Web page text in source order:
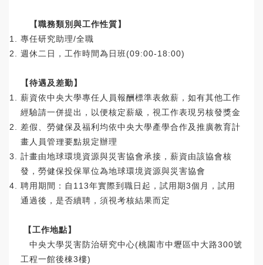
【職務類別與工作性質】
專任研究助理/全職
週休二日，工作時間為日班(09:00-18:00)
【待遇及差勤】
薪資依中央大學專任人員報酬標準表敘薪，如有其他工作
經驗請一併提出，以便核定薪級，視工作表現另核發獎金
差假、勞健保及福利均依中央大學產學合作及推廣教育計
畫人員管理要點規定辦理
計畫由地球環境資源與災害協會承接，薪資由該協會核
發，勞健保投保單位為地球環境資源與災害協會
聘用期間：自113年實際到職日起，試用期3個月，試用
通過後，是否續聘，須視考核結果而定
【工作地點】
中央大學災害防治研究中心(桃園市中壢區中大路300號
工程一館後棟3樓)